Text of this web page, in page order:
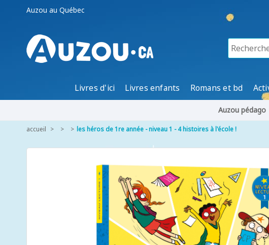
Auzou au Québec
Livres d'ici Livres enfants Romans et bd
Auzou pédago
accueil les héros de 1re année - niveau 1 - 4 histoires à l'école !